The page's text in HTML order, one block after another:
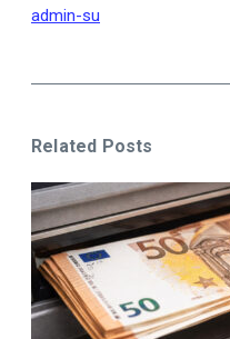
admin-su
Related Posts